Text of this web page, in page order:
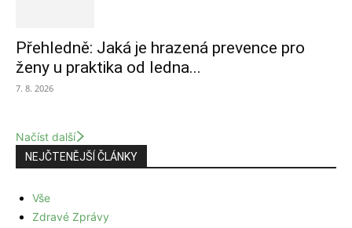
Přehledně: Jaká je hrazená prevence pro
ženy u praktika od ledna...
7. 8. 2026
Načíst další
NEJČTENĚJŠÍ ČLÁNKY
Vše
Zdravé Zprávy